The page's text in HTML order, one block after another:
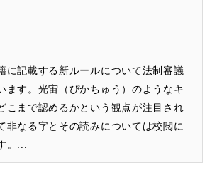
に記載する新ルールについて法制審議
ます。光宙（ぴかちゅう）のようなキ
こまで認めるかという観点が注目され
非なる字とその読みについては校閲に
。...